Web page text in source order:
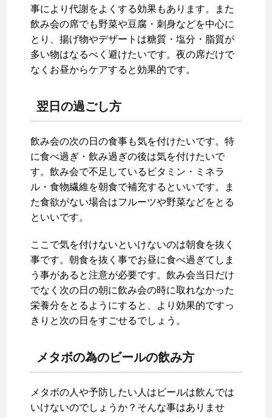
事により代謝をよくする効果もあります。また
飲み会の席でも野菜や豆腐・刺身などを中心に
とり、揚げ物やデザートは糖質・塩分・脂質が
多い物はなるべく避けたいです。夜の席だけで
なくお昼からケアすると効果的です。
翌日の過ごし方
飲み会の次の日の食事も気を付けたいです。特
に食べ過ぎ・飲み過ぎの後は気を付けたいで
す。飲み会で不足しているビタミン・ミネラ
ル・食物繊維を朝食で補充するといいです。ま
た食欲がない場合はフルーツや野菜などをとる
といいです。
ここで気を付けないといけないのは朝食を抜く
事です。朝食を抜く事でお昼に食べ過ぎてしま
う事があると注意が必要です。飲み会当日だけ
でなく次の日の朝に飲み会の時に取れなかった
栄養分をとるようにすると、より効果的ですっ
きりと次の日をすごせるでしょう。
メタボの為のビールの飲み方
メタボの人や予防したい人はビールは飲んでは
いけないのでしょうか？そんな事はありませ